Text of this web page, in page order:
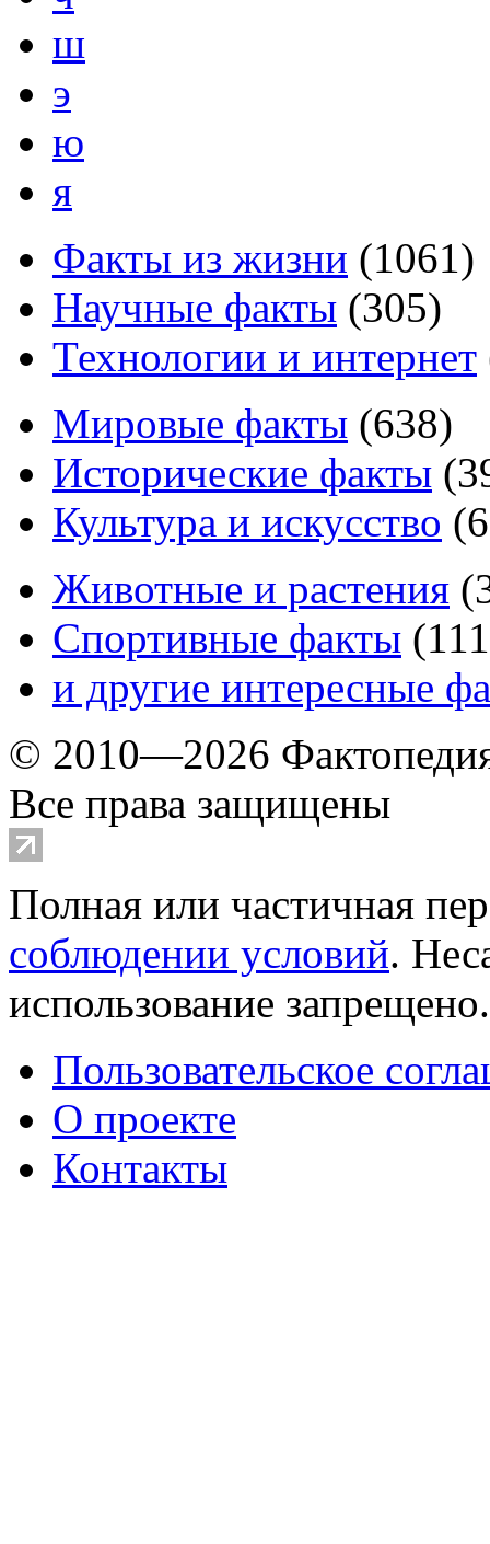
ш
э
ю
я
Факты из жизни (1061)
Научные факты (305)
Технологии и интернет
Мировые факты (638)
Исторические факты (
Культура и искусство (
Животные и растения (
Спортивные факты (111
и другие интересные
© 2010—2026
Все права защищены
Полная или частичная
соблюдении условий.
использование
Пользовательское
О проекте
Контакты